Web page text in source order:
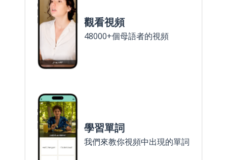
觀看視頻
48000+個母語者的視頻
學習單詞
我們來教你視頻中出現的單詞